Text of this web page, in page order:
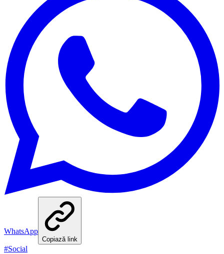
WhatsApp
Copiază link
#Social